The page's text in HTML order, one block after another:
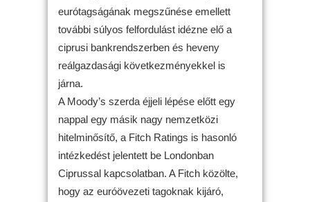
eurótagságának megszűnése emellett
további súlyos felfordulást idézne elő a
ciprusi bankrendszerben és heveny
reálgazdasági következményekkel is
járna.
A Moody’s szerda éjjeli lépése előtt egy
nappal egy másik nagy nemzetközi
hitelminősítő, a Fitch Ratings is hasonló
intézkedést jelentett be Londonban
Ciprussal kapcsolatban. A Fitch közölte,
hogy az euróövezeti tagoknak kijáró,